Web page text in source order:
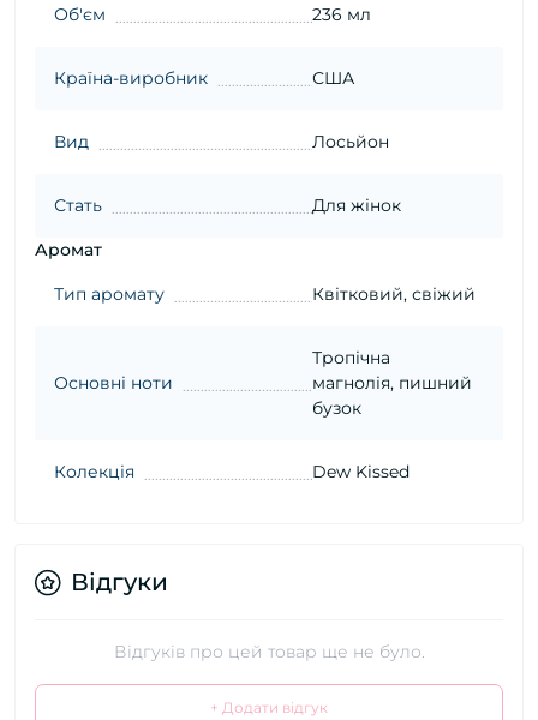
Об'єм 236 мл
Країна-виробник США
Вид Лосьйон
Стать Для жінок
Аромат
Тип аромату Квітковий, свіжий
Основні ноти
Тропічна
магнолія, пишний
бузок
Колекція Dew Kissed
Відгуки
Відгуків про цей товар ще не було.
+ Додати відгук